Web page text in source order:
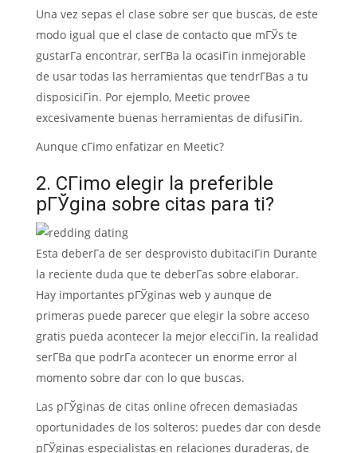
Una vez sepas el clase sobre ser que buscas, de este
modo igual que el clase de contacto que mГЎs te
gustarГ­a encontrar, serГ­В­a la ocasiГіn inmejorable
de usar todas las herramientas que tendrГ­В­as a tu
disposiciГіn. Por ejemplo, Meetic provee
excesivamente buenas herramientas de difusiГіn.
Aunque cГіmo enfatizar en Meetic?
2. CГіmo elegir la preferible
pГЎgina sobre citas para ti?
Esta deberГ­a de ser desprovisto dubitaciГіn Durante
la reciente duda que te deberГ­as sobre elaborar.
Hay importantes pГЎginas web y aunque de
primeras puede parecer que elegir la sobre acceso
gratis pueda acontecer la mejor elecciГіn, la realidad
serГ­В­a que podrГ­a acontecer un enorme error al
momento sobre dar con lo que buscas.
Las pГЎginas de citas online ofrecen demasiadas
oportunidades de los solteros: puedes dar con desde
pГЎginas especialistas en relaciones duraderas, de